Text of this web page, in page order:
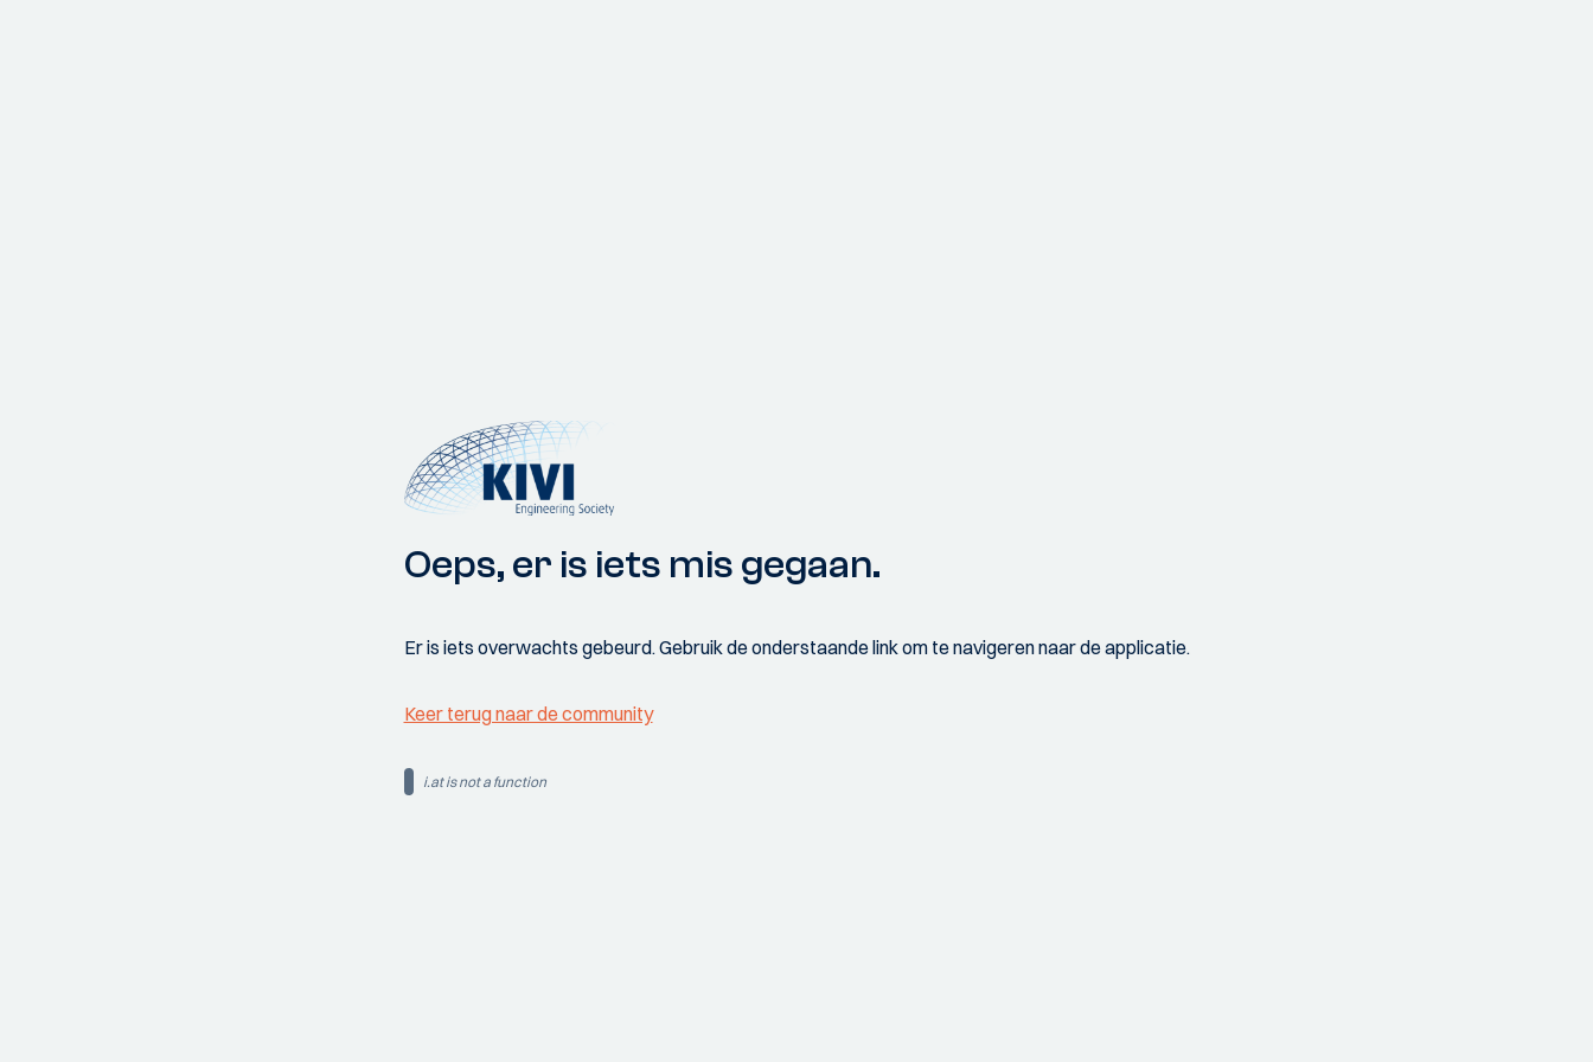
Oeps, er is iets mis gegaan.
Er is iets overwachts gebeurd. Gebruik de onderstaande link om te navigeren naar de applicatie.
Keer terug naar de community
i.at is not a function